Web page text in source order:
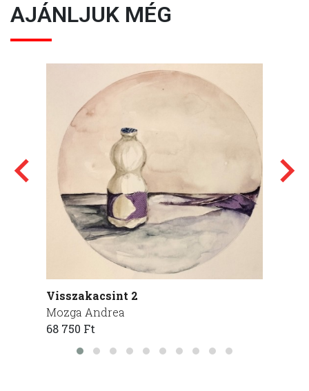
AJÁNLJUK MÉG
Visszakacsint 2
Mozga Andrea
68 750 Ft